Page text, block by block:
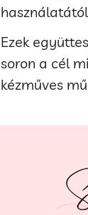
Ezek
soron a cél
kézműves